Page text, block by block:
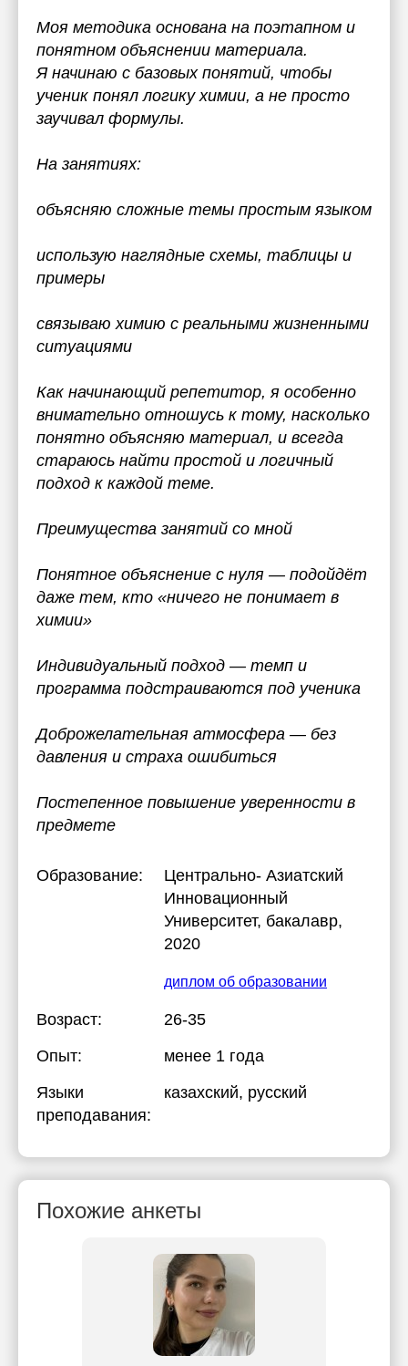
Моя методика основана на поэтапном и
понятном объяснении материала.
Я начинаю с базовых понятий, чтобы
ученик понял логику химии, а не просто
заучивал формулы.
На занятиях:
объясняю сложные темы простым языком
использую наглядные схемы, таблицы и
примеры
связываю химию с реальными жизненными
ситуациями
Как начинающий репетитор, я особенно
внимательно отношусь к тому, насколько
понятно объясняю материал, и всегда
стараюсь найти простой и логичный
подход к каждой теме.
Преимущества занятий со мной
Понятное объяснение с нуля — подойдёт
даже тем, кто «ничего не понимает в
химии»
Индивидуальный подход — темп и
программа подстраиваются под ученика
Доброжелательная атмосфера — без
давления и страха ошибиться
Постепенное повышение уверенности в
предмете
Образование:
Центрально- Азиатский
Инновационный
Университет, бакалавр,
2020
диплом об образовании
Возраст:
26-35
Опыт:
менее 1 года
Языки
преподавания:
казахский, русский
Похожие анкеты